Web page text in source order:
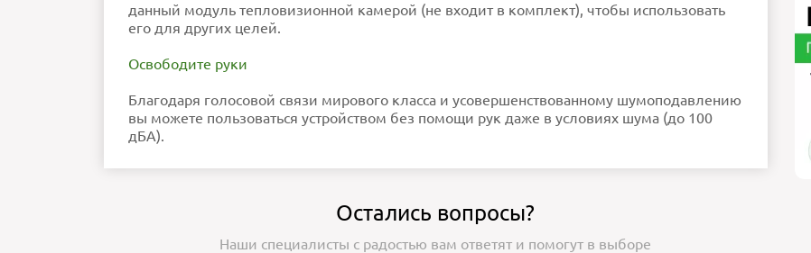
данный модуль тепловизионной камерой (не входит в комплект), чтобы использовать
его для других целей.
Освободите руки
Благодаря голосовой связи мирового класса и усовершенствованному шумоподавлению
вы можете пользоваться устройством без помощи рук даже в условиях шума (до 100
дБА).
Остались вопросы?
Наши специалисты с радостью вам ответят и помогут в выборе